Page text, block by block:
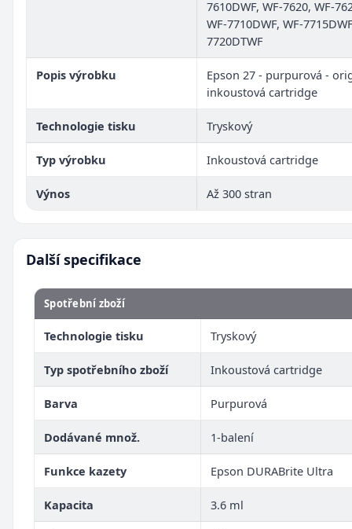
7610DWF, WF-7620, WF-
WF-7710DWF, WF-
7720DTWF
Popis výrobku
Epson 27 - purpurová -
inkoustová cartridge
Technologie tisku Tryskový
Typ výrobku Inkoustová cartridge
Výnos Až 300 stran
Další specifikace
Spotřební zboží
Technologie tisku Tryskový
Typ spotřebního zboží Inkoustová cartridge
Barva Purpurová
Dodávané množ. 1-balení
Funkce kazety Epson DURABrite Ultra
Kapacita 3.6 ml